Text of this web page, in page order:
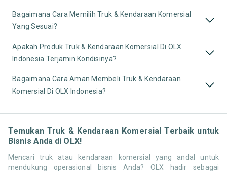
Bagaimana Cara Memilih Truk & Kendaraan Komersial
Yang Sesuai?
Apakah Produk Truk & Kendaraan Komersial Di OLX
Indonesia Terjamin Kondisinya?
Bagaimana Cara Aman Membeli Truk & Kendaraan
Komersial Di OLX Indonesia?
Temukan Truk & Kendaraan Komersial Terbaik untuk
Bisnis Anda di OLX!
Mencari truk atau kendaraan komersial yang andal untuk
mendukung operasional bisnis Anda? OLX hadir sebagai